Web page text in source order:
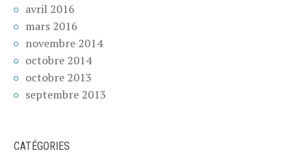
avril 2016
mars 2016
novembre 2014
octobre 2014
octobre 2013
septembre 2013
CATÉGORIES